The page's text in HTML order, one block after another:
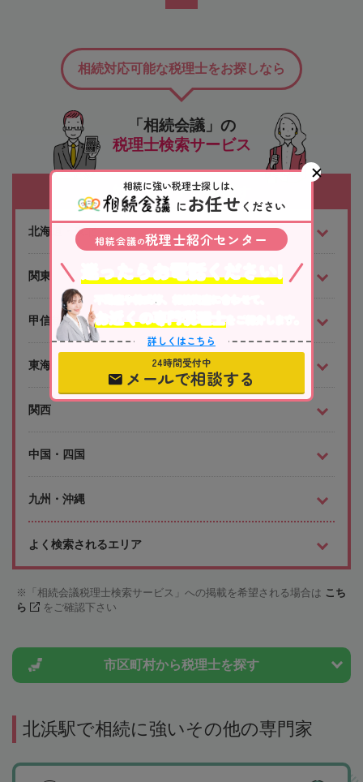
「相続会議」の
税理士検索サービス
相続対応可能な税理士をお探しなら
対応エリアから探す
北海道・東北
関東
甲信越・北陸
東海
関西
中国・四国
九州・沖縄
よく検索されるエリア
「相続会議税理士検索サービス」への掲載を希望される場合は こち
ら
をご確認下さい
市区町村から税理士を探す
北浜駅で相続に強いその他の専門家
相続に強い税理士探しは、
にお任せ ください
相続会議の税理士紹介センター
不動産や株式等、相続資産に合わせて、
お近くの専門税理士 をご紹介します。
詳しくはこちら
24時間受付中
メールで相談する